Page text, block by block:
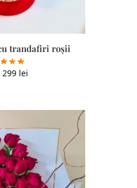
trandafiri roșii
299 lei